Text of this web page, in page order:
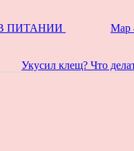
ПИТАНИИ Мар
Укусил клещ? Что